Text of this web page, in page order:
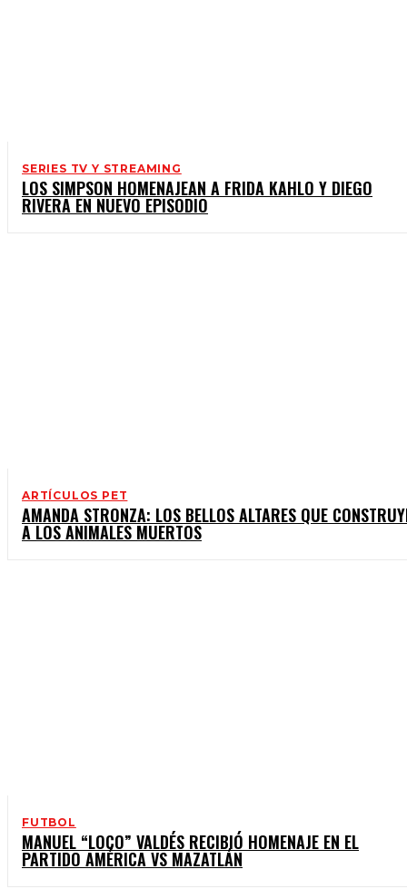
SERIES TV Y STREAMING
LOS SIMPSON HOMENAJEAN A FRIDA KAHLO Y DIEGO
RIVERA EN NUEVO EPISODIO
ARTÍCULOS PET
AMANDA STRONZA: LOS BELLOS ALTARES QUE
A LOS ANIMALES MUERTOS
FUTBOL
MANUEL “LOCO” VALDÉS RECIBIÓ HOMENAJE EN EL
PARTIDO AMÉRICA VS MAZATLÁN